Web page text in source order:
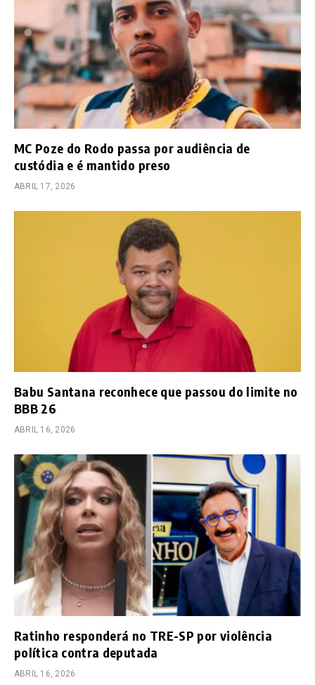
MC Poze do Rodo passa por audiência de
custódia e é mantido preso
ABRIL 17, 2026
Babu Santana reconhece que passou do limite no
BBB 26
ABRIL 16, 2026
Ratinho responderá no TRE-SP por violência
política contra deputada
ABRIL 16, 2026